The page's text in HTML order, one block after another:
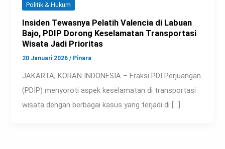
Politik & Hukum
Insiden Tewasnya Pelatih Valencia di Labuan
Bajo, PDIP Dorong Keselamatan Transportasi
Wisata Jadi Prioritas
20 Januari 2026/ Pinara
JAKARTA, KORAN INDONESIA – Fraksi PDI Perjuangan
(PDIP) menyoroti aspek keselamatan di transportasi
wisata dengan berbagai kasus yang terjadi di […]